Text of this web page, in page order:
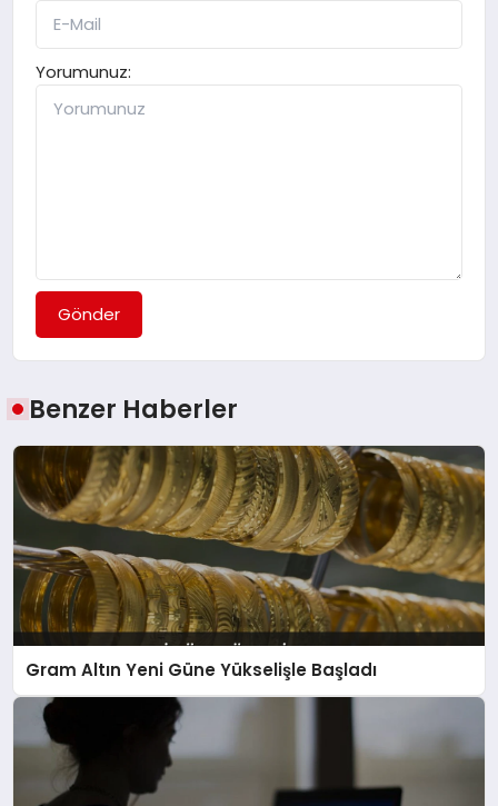
Yorumunuz:
Gönder
Benzer Haberler
Gram Altın Yeni Güne Yükselişle Başladı